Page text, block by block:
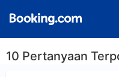
10 Pertanyaan